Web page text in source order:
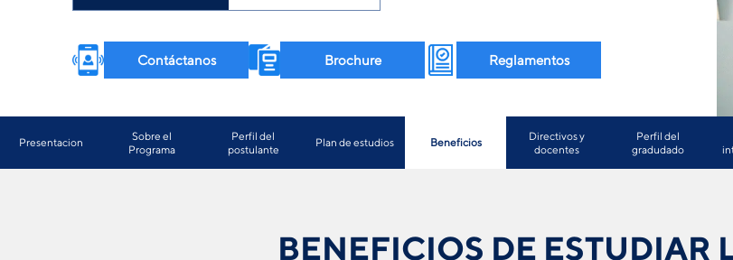
Contáctanos Brochure Reglamentos
Presentacion
Sobre el
Programa
Perfil del
postulante
Plan de estudios Beneficios
Directivos y
docentes
Perfil del
gradudado
BENEFICIOS DE ESTUDIAR